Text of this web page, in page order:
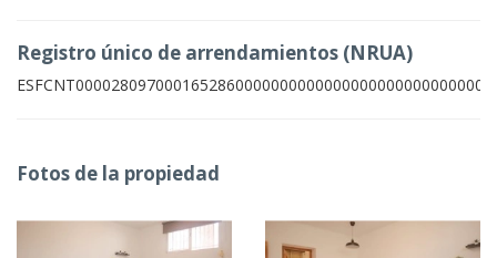
Registro único de arrendamientos (NRUA)
ESFCNT00002809700016528600000000000000000000000000003
Fotos de la propiedad